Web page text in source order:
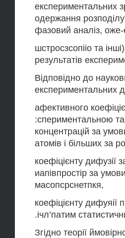
експериментальних
одержання розподілу
фазовий аналіз, оже-
шстросзсопііо та
результатів
Відповідно до
експериментальних
афективного
:спериментальною
концентрацій за
атомів і більших за
коефіцієнту дифузії
иапівпростір за
масопсрснетпкя,
коефіцієнту
.ічл’патим
Згідно теорії